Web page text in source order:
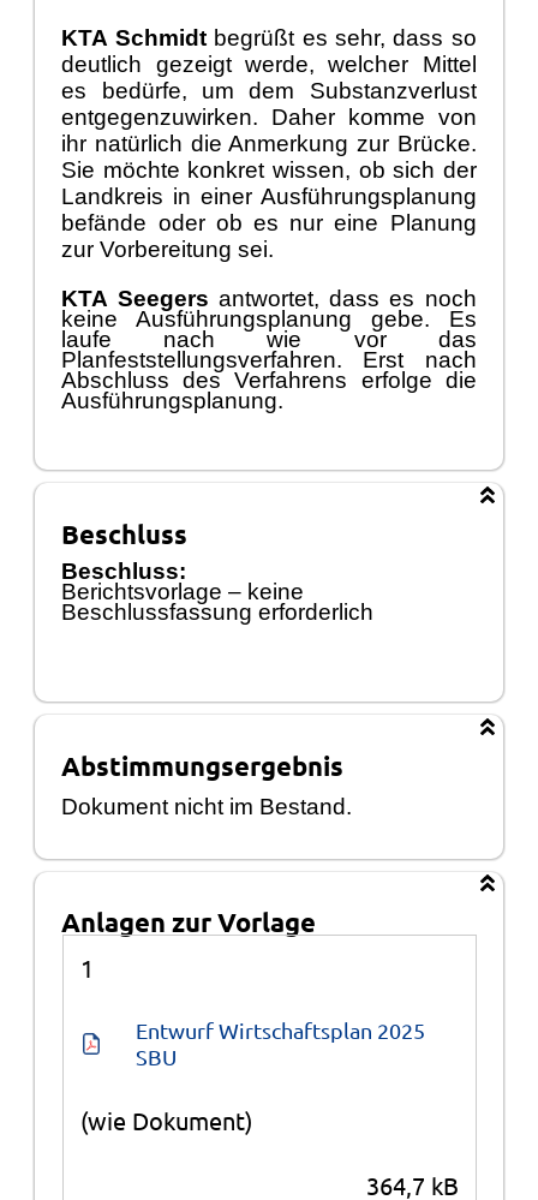
KTA Schmidtbegrüßt es sehr, dass so
deutlich gezeigt werde, welcher Mittel
es bedürfe, um dem Substanzverlust
entgegenzuwirken. Daher komme von
ihr natürlich die Anmerkung zur Brücke.
Sie möchte konkret wissen, ob sich der
Landkreis in einer Ausführungsplanung
befände oder ob es nur eine Planung
zur Vorbereitung sei.
KTA Seegers antwortet, dass es noch
keine Ausführungsplanung gebe. Es
laufe nach wie vor das
Planfeststellungsverfahren. Erst nach
Abschluss des Verfahrens erfolge die
Ausführungsplanung.
Beschluss
Beschluss:
Berichtsvorlage– keine
Beschlussfassung erforderlich
Abstimmungsergebnis
Dokument nicht im Bestand.
Anlagen zur Vorlage
1
Entwurf Wirtschaftsplan 2025
SBU
(wie Dokument)
364,7 kB